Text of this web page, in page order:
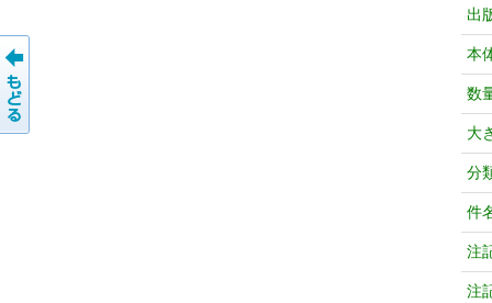
出
本
数
大
分
件
注
注